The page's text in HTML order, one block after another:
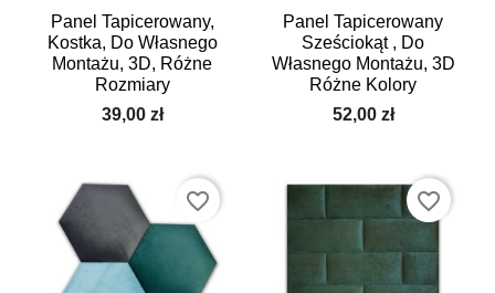
Panel Tapicerowany,
Kostka, Do Własnego
Montażu, 3D, Różne
Rozmiary
39,00 zł
Panel Tapicerowany
Sześciokąt , Do
Własnego Montażu, 3D
Różne Kolory
52,00 zł
favorite_border favorite_border